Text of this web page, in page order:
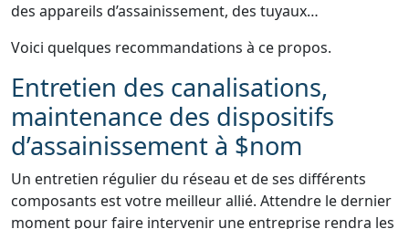
des appareils d’assainissement, des tuyaux…
Voici quelques recommandations à ce propos.
Entretien des canalisations,
maintenance des dispositifs
d’assainissement à $nom
Un entretien régulier du réseau et de ses différents
composants est votre meilleur allié. Attendre le dernier
moment pour faire intervenir une entreprise rendra les